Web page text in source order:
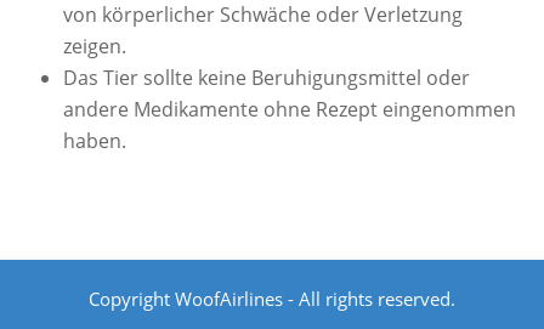
von körperlicher Schwäche oder Verletzung
zeigen.
Das Tier sollte keine Beruhigungsmittel oder
andere Medikamente ohne Rezept eingenommen
haben.
Copyright WoofAirlines - All rights reserved.